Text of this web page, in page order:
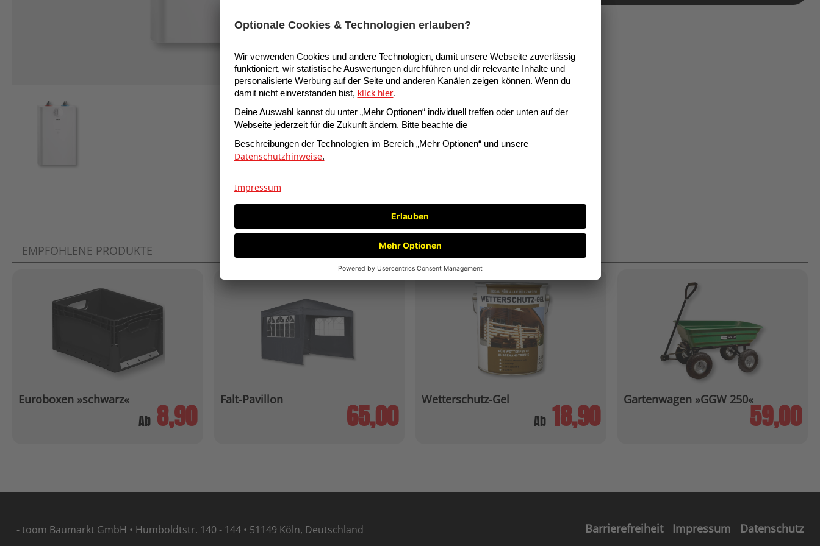
EMPFOHLENE PRODUKTE
Euroboxen »schwarz«
Ab 8,90
Falt-Pavillon
65,00
Wetterschutz-Gel
Ab 18,90
Gartenwagen »GGW 250«
59,00
- toom Baumarkt GmbH • Humboldtstr. 140 - 144 • 51149 Köln, Deutschland Barrierefreiheit Impressum Datenschutz